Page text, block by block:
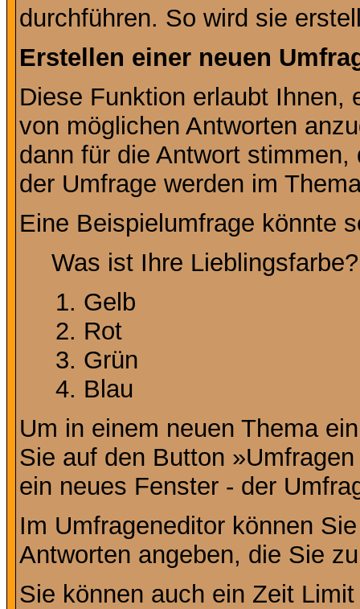
durchführen. So wird sie
Erstellen einer neuen
Diese Funktion erlaubt Ihnen,
von möglichen Antworten
dann für die Antwort
der Umfrage werden im
Eine Beispielumfrage könnte
Was ist Ihre Lieblingsfarbe?
Gelb
Rot
Grün
Blau
Um in einem neuen Thema
Sie auf den Button
ein neues Fenster - der
Im Umfrageneditor können
Antworten angeben, die Sie
Sie können auch ein Zeit